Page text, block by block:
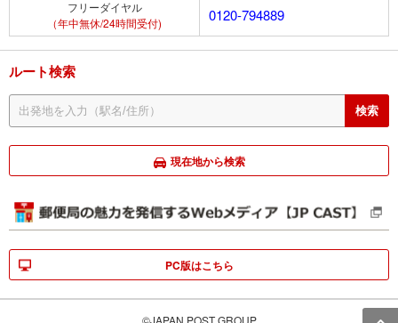
フリーダイヤル
（年中無休/24時間受付)
0120-794889
ルート検索
現在地から検索
PC版はこちら